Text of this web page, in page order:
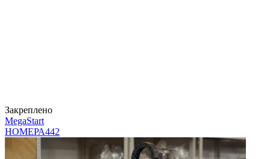
Закреплено
MegaStart
НОМЕРА442